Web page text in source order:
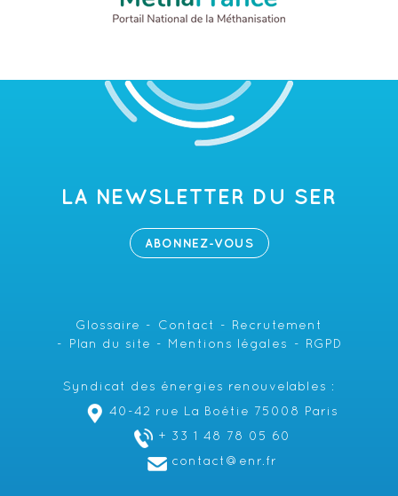
LA NEWSLETTER DU SER
ABONNEZ-VOUS
Glossaire Contact
Recrutement
Plan du site
Mentions légales RGPD
Syndicat des énergies renouvelables :
40-42 rue La Boétie 75008 Paris
+ 33 1 48 78 05 60
contact@enr.fr